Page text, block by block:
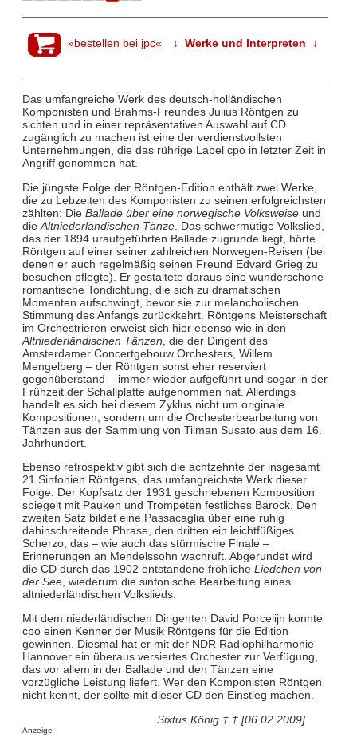
»bestellen bei jpc« ↓ Werke und Interpreten ↓
Das umfangreiche Werk des deutsch-holländischen
Komponisten und Brahms-Freundes Julius Röntgen zu
sichten und in einer repräsentativen Auswahl auf CD
zugänglich zu machen ist eine der verdienstvollsten
Unternehmungen, die das rührige Label cpo in letzter Zeit in
Angriff genommen hat.
Die jüngste Folge der Röntgen-Edition enthält zwei Werke,
die zu Lebzeiten des Komponisten zu seinen erfolgreichsten
zählten: Die Ballade über eine norwegische Volksweiseund
die Altniederländischen Tänze. Das schwermütige Volkslied,
das der 1894 uraufgeführten Ballade zugrunde liegt, hörte
Röntgen auf einer seiner zahlreichen Norwegen-Reisen (bei
denen er auch regelmäßig seinen Freund Edvard Grieg zu
besuchen pflegte). Er gestaltete daraus eine wunderschöne
romantische Tondichtung, die sich zu dramatischen
Momenten aufschwingt, bevor sie zur melancholischen
Stimmung des Anfangs zurückkehrt. Röntgens Meisterschaft
im Orchestrieren erweist sich hier ebenso wie in den
Altniederländischen Tänzen , die der Dirigent des
Amsterdamer Concertgebouw Orchesters, Willem
Mengelberg – der Röntgen sonst eher reserviert
gegenüberstand – immer wieder aufgeführt und sogar in der
Frühzeit der Schallplatte aufgenommen hat. Allerdings
handelt es sich bei diesem Zyklus nicht um originale
Kompositionen, sondern um die Orchesterbearbeitung von
Tänzen aus der Sammlung von Tilman Susato aus dem 16.
Jahrhundert.
Ebenso retrospektiv gibt sich die achtzehnte der insgesamt
21 Sinfonien Röntgens, das umfangreichste Werk dieser
Folge. Der Kopfsatz der 1931 geschriebenen Komposition
spiegelt mit Pauken und Trompeten festliches Barock. Den
zweiten Satz bildet eine Passacaglia über eine ruhig
dahinschreitende Phrase, den dritten ein leichtfüßiges
Scherzo, das – wie auch das stürmische Finale –
Erinnerungen an Mendelssohn wachruft. Abgerundet wird
die CD durch das 1902 entstandene fröhliche Liedchen von
der See, wiederum die sinfonische Bearbeitung eines
altniederländischen Volkslieds.
Mit dem niederländischen Dirigenten David Porcelijn konnte
cpo einen Kenner der Musik Röntgens für die Edition
gewinnen. Diesmal hat er mit der NDR Radiophilharmonie
Hannover ein überaus versiertes Orchester zur Verfügung,
das vor allem in der Ballade und den Tänzen eine
vorzügliche Leistung liefert. Wer den Komponisten Röntgen
nicht kennt, der sollte mit dieser CD den Einstieg machen.
Sixtus König † † [06.02.2009]
Anzeige